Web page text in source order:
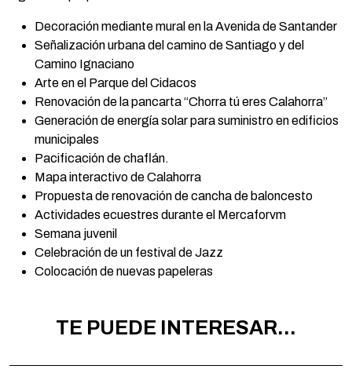
Decoración mediante mural en la Avenida de Santander
Señalización urbana del camino de Santiago y del
Camino Ignaciano
Arte en el Parque del Cidacos
Renovación de la pancarta “Chorra tú eres Calahorra”
Generación de energía solar para suministro en edificios
municipales
Pacificación de chaflán.
Mapa interactivo de Calahorra
Propuesta de renovación de cancha de baloncesto
Actividades ecuestres durante el Mercaforvm
Semana juvenil
Celebración de un festival de Jazz
Colocación de nuevas papeleras
TE PUEDE INTERESAR...